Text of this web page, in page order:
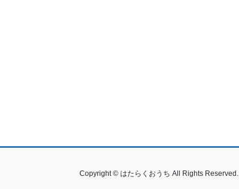
Copyright © はたらくおうち All Rights Reserved.